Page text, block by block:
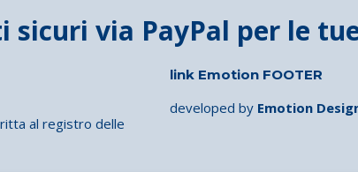
al registro delle
link Emotion FOOTER
developed by Emotion